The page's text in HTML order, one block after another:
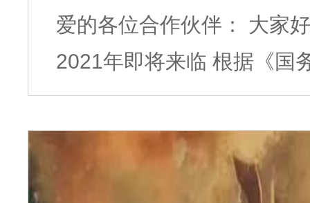
爱的各位合作伙伴： 大家好 感恩您一直以来对穆森的关心与
2021年即将来临 根据《国务院办公厅关于2021年部分节假日安排的
通知》